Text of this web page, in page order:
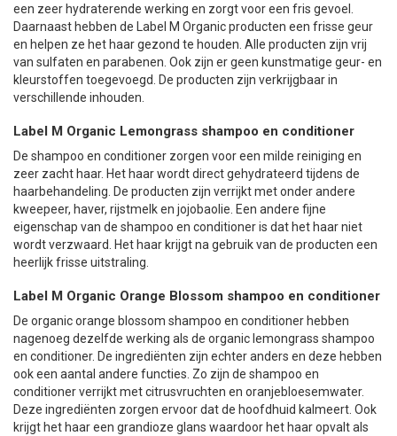
een zeer hydraterende werking en zorgt voor een fris gevoel.
Daarnaast hebben de Label M Organic producten een frisse geur
en helpen ze het haar gezond te houden. Alle producten zijn vrij
van sulfaten en parabenen. Ook zijn er geen kunstmatige geur- en
kleurstoffen toegevoegd. De producten zijn verkrijgbaar in
verschillende inhouden.
Label M Organic Lemongrass shampoo en conditioner
De shampoo en conditioner zorgen voor een milde reiniging en
zeer zacht haar. Het haar wordt direct gehydrateerd tijdens de
haarbehandeling. De producten zijn verrijkt met onder andere
kweepeer, haver, rijstmelk en jojobaolie. Een andere fijne
eigenschap van de shampoo en conditioner is dat het haar niet
wordt verzwaard. Het haar krijgt na gebruik van de producten een
heerlijk frisse uitstraling.
Label M Organic Orange Blossom shampoo en conditioner
De organic orange blossom shampoo en conditioner hebben
nagenoeg dezelfde werking als de organic lemongrass shampoo
en conditioner. De ingrediënten zijn echter anders en deze hebben
ook een aantal andere functies. Zo zijn de shampoo en
conditioner verrijkt met citrusvruchten en oranjebloesemwater.
Deze ingrediënten zorgen ervoor dat de hoofdhuid kalmeert. Ook
krijgt het haar een grandioze glans waardoor het haar opvalt als